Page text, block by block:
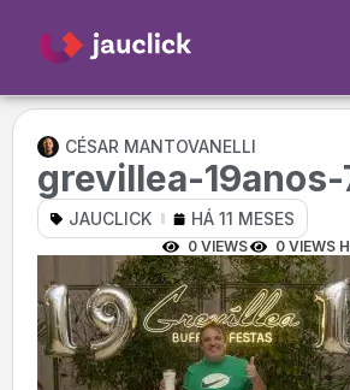
CÉSAR MANTOVANELLI
grevillea-19anos-
JAUCLICK HÁ 11 MESES
0 VIEWS 0 VIEWS